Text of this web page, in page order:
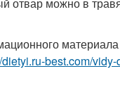
отвар можно в
материала
dietyi.ru-best.com/